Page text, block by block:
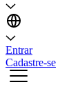
Entrar
Cadastre-se